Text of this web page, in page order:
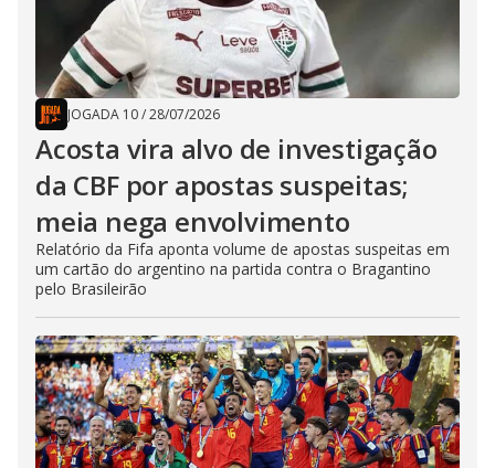
JOGADA 10/28/07/2026
Acosta vira alvo de investigação
da CBF por apostas suspeitas;
meia nega envolvimento
Relatório da Fifa aponta volume de apostas suspeitas em
um cartão do argentino na partida contra o Bragantino
pelo Brasileirão